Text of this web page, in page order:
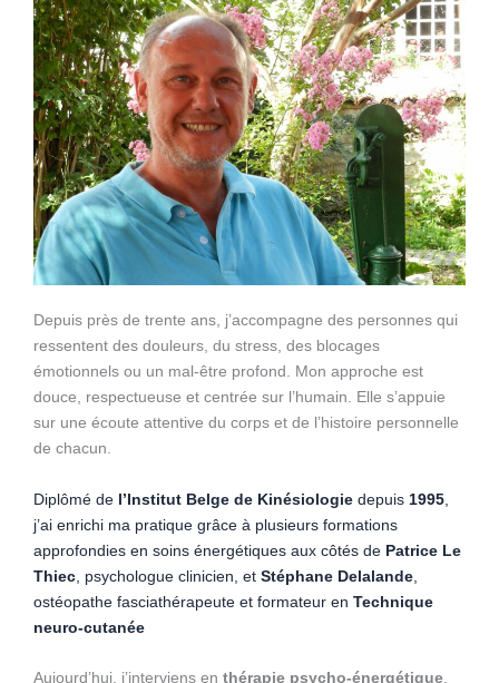
Depuis près de trente ans, j’accompagne des personnes qui
ressentent des douleurs, du stress, des blocages
émotionnels ou un mal-être profond. Mon approche est
douce, respectueuse et centrée sur l’humain. Elle s’appuie
sur une écoute attentive du corps et de l’histoire personnelle
de chacun.
Diplômé de l’Institut Belge de Kinésiologie depuis 1995
j’ai enrichi ma pratique grâce à plusieurs formations
approfondies en soins énergétiques aux côtés de Patrice Le
Thiec , psychologue clinicien, et Stéphane Delalande
ostéopathe fasciathérapeute et formateur en Technique
neuro-cutanée
Aujourd’hui, j’interviens en thérapie psycho-énergétique